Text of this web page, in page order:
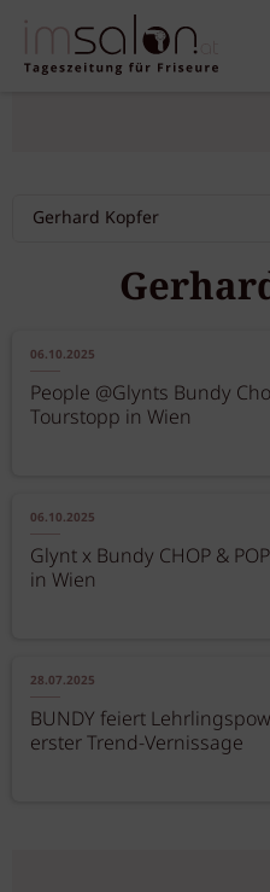
06.10.2025
People @Glynts Bundy
Tourstopp in Wien
06.10.2025
Glynt x Bundy CHOP &
in Wien
28.07.2025
BUNDY feiert
erster Trend-Vernissage